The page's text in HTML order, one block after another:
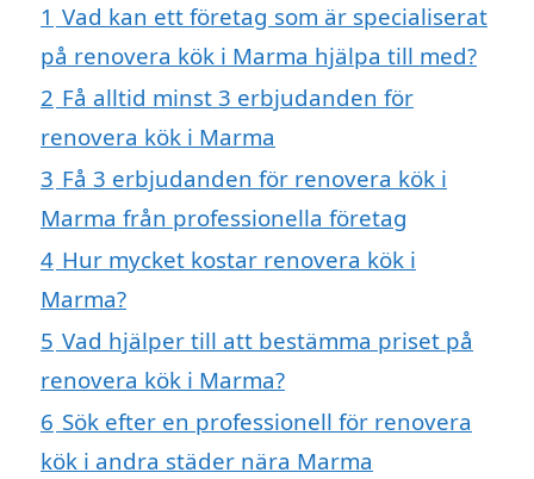
1 Vad kan ett företag som är specialiserat
på renovera kök i Marma hjälpa till med?
2 Få alltid minst 3 erbjudanden för
renovera kök i Marma
3 Få 3 erbjudanden för renovera kök i
Marma från professionella företag
4 Hur mycket kostar renovera kök i
Marma?
5 Vad hjälper till att bestämma priset på
renovera kök i Marma?
6 Sök efter en professionell för renovera
kök i andra städer nära Marma